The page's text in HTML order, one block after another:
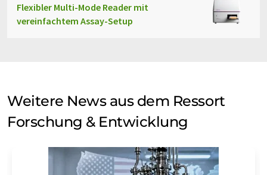
Flexibler Multi-Mode Reader mit
vereinfachtem Assay-Setup
Weitere News aus dem Ressort
Forschung & Entwicklung